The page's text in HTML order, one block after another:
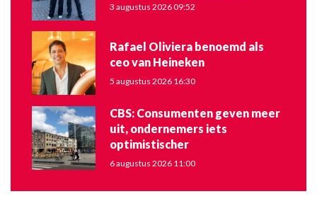
3 augustus 2026 09:52
Rafael Oliviera benoemd als
ceo van Heineken
5 augustus 2026 16:30
CBS: Consumenten geven meer
uit, ondernemers iets
optimistischer
6 augustus 2026 11:00